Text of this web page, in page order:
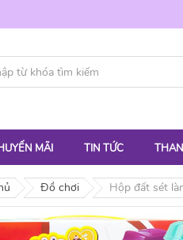
MÃI TIN TỨC
Đồ chơi Hộp đất sét